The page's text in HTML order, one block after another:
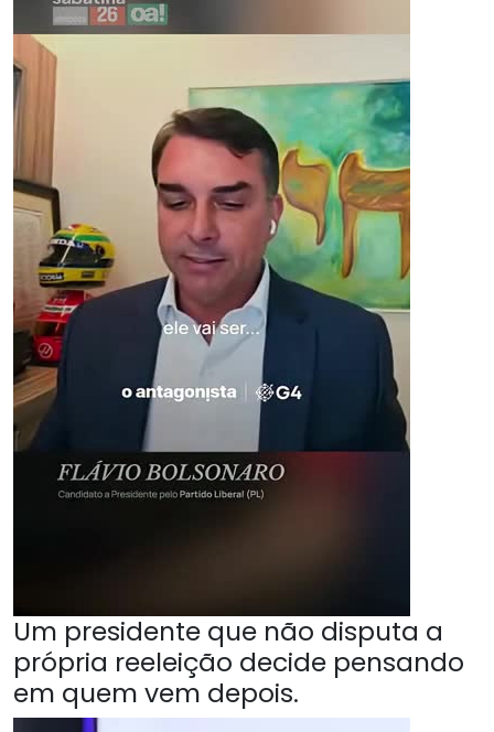
Um presidente que não disputa a
própria reeleição decide pensando
em quem vem depois.